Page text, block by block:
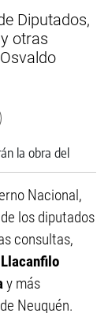
Diputados,
otras
Nacional,
los diputados
consultas,
y más
Neuquén.